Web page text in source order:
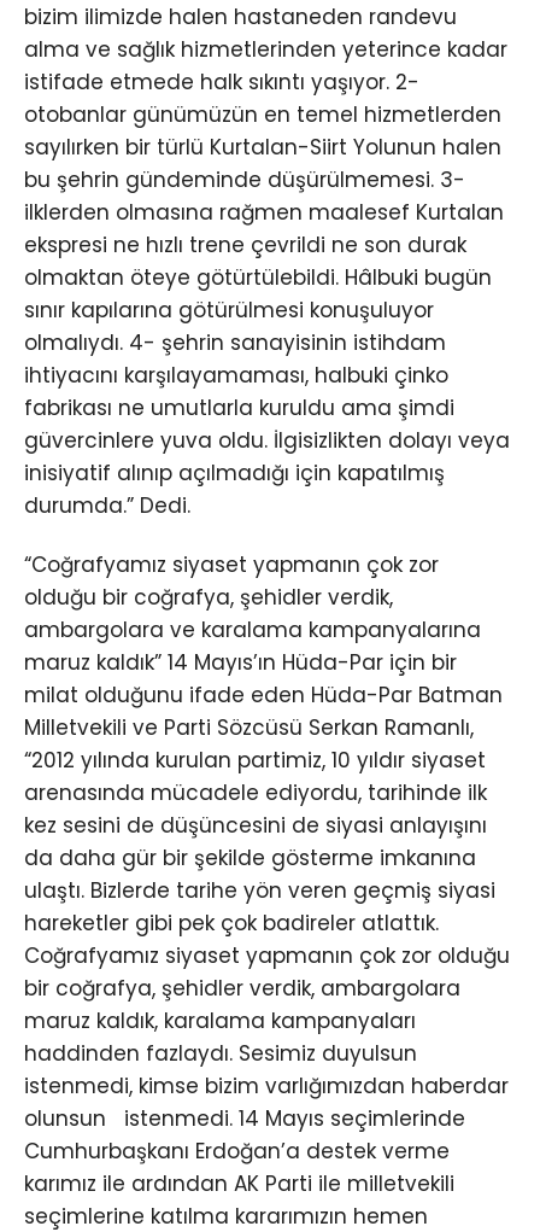
bizim ilimizde halen hastaneden randevu
alma ve sağlık hizmetlerinden yeterince kadar
istifade etmede halk sıkıntı yaşıyor. 2-
otobanlar günümüzün en temel hizmetlerden
sayılırken bir türlü Kurtalan-Siirt Yolunun halen
bu şehrin gündeminde düşürülmemesi. 3-
ilklerden olmasına rağmen maalesef Kurtalan
ekspresi ne hızlı trene çevrildi ne son durak
olmaktan öteye götürtülebildi. Hâlbuki bugün
sınır kapılarına götürülmesi konuşuluyor
olmalıydı. 4- şehrin sanayisinin istihdam
ihtiyacını karşılayamaması, halbuki çinko
fabrikası ne umutlarla kuruldu ama şimdi
güvercinlere yuva oldu. İlgisizlikten dolayı veya
inisiyatif alınıp açılmadığı için kapatılmış
durumda.” Dedi.
“Coğrafyamız siyaset yapmanın çok zor
olduğu bir coğrafya, şehidler verdik,
ambargolara ve karalama kampanyalarına
maruz kaldık” 14 Mayıs’ın Hüda-Par için bir
milat olduğunu ifade eden Hüda-Par Batman
Milletvekili ve Parti Sözcüsü Serkan Ramanlı,
“2012 yılında kurulan partimiz, 10 yıldır siyaset
arenasında mücadele ediyordu, tarihinde ilk
kez sesini de düşüncesini de siyasi anlayışını
da daha gür bir şekilde gösterme imkanına
ulaştı. Bizlerde tarihe yön veren geçmiş siyasi
hareketler gibi pek çok badireler atlattık.
Coğrafyamız siyaset yapmanın çok zor olduğu
bir coğrafya, şehidler verdik, ambargolara
maruz kaldık, karalama kampanyaları
haddinden fazlaydı. Sesimiz duyulsun
istenmedi, kimse bizim varlığımızdan haberdar
olunsun istenmedi. 14 Mayıs seçimlerinde
Cumhurbaşkanı Erdoğan’a destek verme
karımız ile ardından AK Parti ile milletvekili
seçimlerine katılma kararımızın hemen